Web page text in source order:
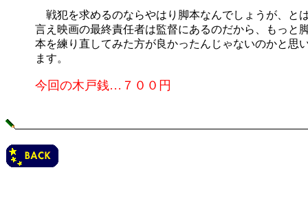
戦犯を求めるのならやはり脚本なんでしょうが、と
言え映画の最終責任者は監督にあるのだから、もっと
本を練り直してみた方が良かったんじゃないのかと思
ます。
今回の木戸銭…７００円